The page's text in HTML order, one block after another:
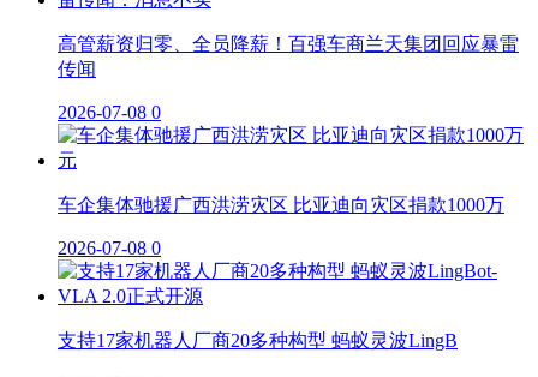
高管薪资归零、全员降薪！百强车商兰天集团回应暴雷
传闻
2026-07-08 0
车企集体驰援广西洪涝灾区 比亚迪向灾区捐款1000万
2026-07-08 0
支持17家机器人厂商20多种构型 蚂蚁灵波LingB